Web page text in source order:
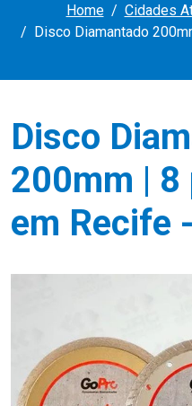
Home Cidades
Disco Diamantado
Disco
200mm | 8
em Recife